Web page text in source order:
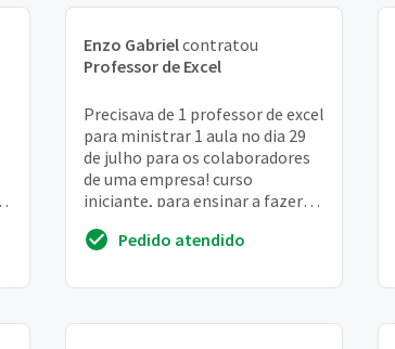
Enzo Gabrielcontratou
Professor de Excel
Precisava de 1 professor de excel
para ministrar 1 aula no dia 29
de julho para os colaboradores
de uma empresa! curso
iniciante, para ensinar a fazer
gráfico...Pedido atendido